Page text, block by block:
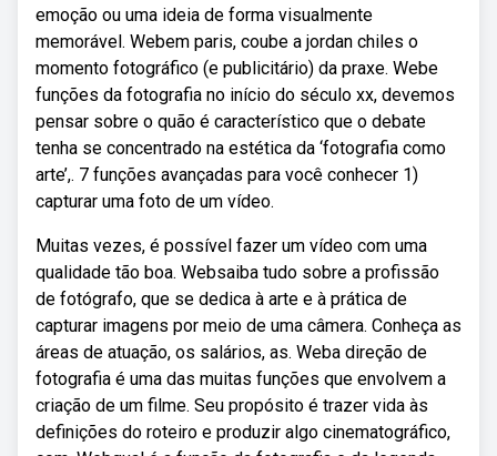
emoção ou uma ideia de forma visualmente
memorável. Webem paris, coube a jordan chiles o
momento fotográfico (e publicitário) da praxe. Webe
funções da fotografia no início do século xx, devemos
pensar sobre o quão é característico que o debate
tenha se concentrado na estética da ‘fotografia como
arte’,. 7 funções avançadas para você conhecer 1)
capturar uma foto de um vídeo.
Muitas vezes, é possível fazer um vídeo com uma
qualidade tão boa. Websaiba tudo sobre a profissão
de fotógrafo, que se dedica à arte e à prática de
capturar imagens por meio de uma câmera. Conheça as
áreas de atuação, os salários, as. Weba direção de
fotografia é uma das muitas funções que envolvem a
criação de um filme. Seu propósito é trazer vida às
definições do roteiro e produzir algo cinematográfico,